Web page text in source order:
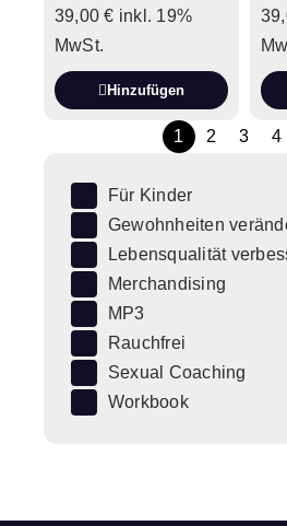
39,00€ inkl. 19%
MwSt.
Hinzufügen
1 2 3 4
Für Kinder
Gewohnheiten
Lebensqualität
Merchandising
MP3
Rauchfrei
Sexual Coaching
Workbook